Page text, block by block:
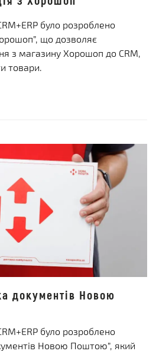
було розроблено
що дозволяє
з магазину Хорошоп до CRM,
товари.
документів Новою
було розроблено
Новою Поштою”, який